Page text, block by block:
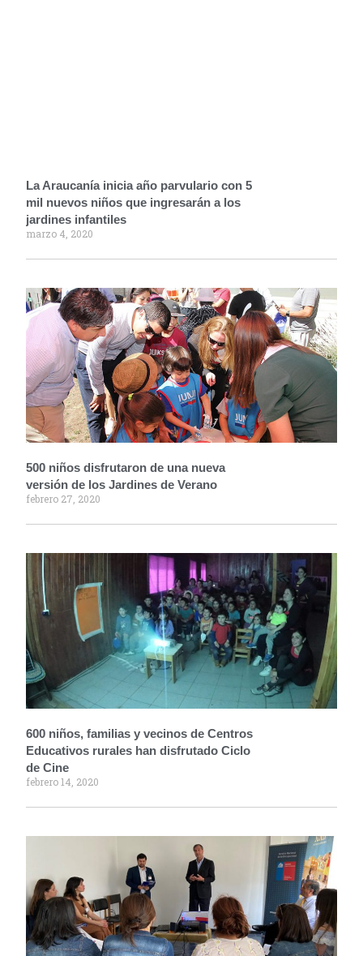
La Araucanía inicia año parvulario con 5
mil nuevos niños que ingresarán a los
jardines infantiles
marzo 4, 2020
500 niños disfrutaron de una nueva
versión de los Jardines de Verano
febrero 27, 2020
600 niños, familias y vecinos de Centros
Educativos rurales han disfrutado Ciclo
de Cine
febrero 14, 2020